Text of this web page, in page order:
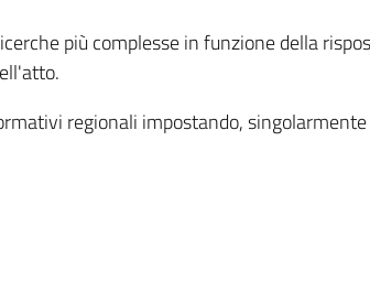
più complesse in funzione della
regionali impostando,